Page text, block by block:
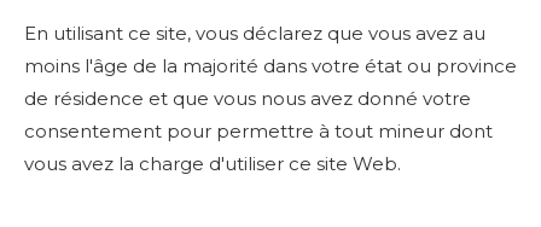
En utilisant ce site, vous déclarez que vous avez au
moins l'âge de la majorité dans votre état ou province
de résidence et que vous nous avez donné votre
consentement pour permettre à tout mineur dont
vous avez la charge d'utiliser ce site Web.